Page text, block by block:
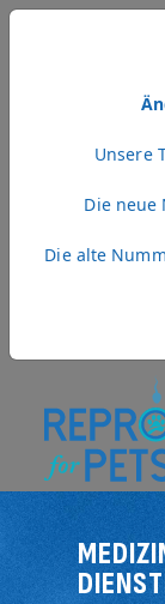
Unsere
Die neue
Die alte